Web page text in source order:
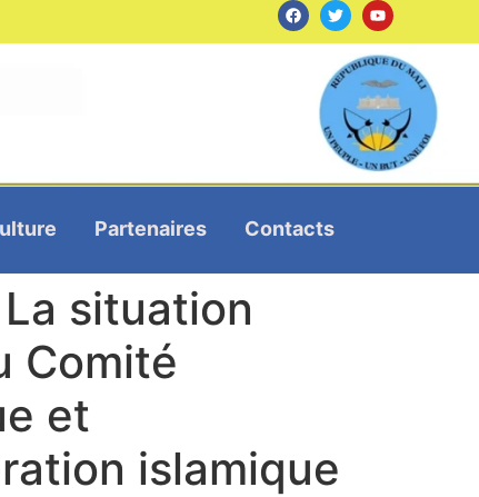
Partenaires Contacts
situation
Comité
et
islamique